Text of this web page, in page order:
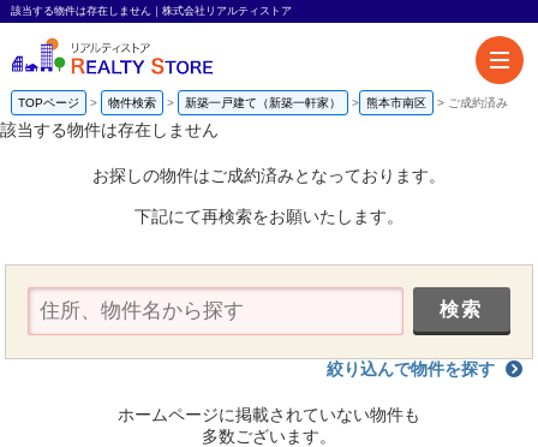
該当する物件は存在しません｜株式会社リアルティストア
TOPページ 物件検索 新築一戸建て（新築一軒家） 熊本市南区 ご成約済み
該当する物件は存在しません
お探しの物件はご成約済みとなっております。
下記にて再検索をお願いたします。
絞り込んで物件を探す
ホームページに掲載されていない物件も
多数ございます。